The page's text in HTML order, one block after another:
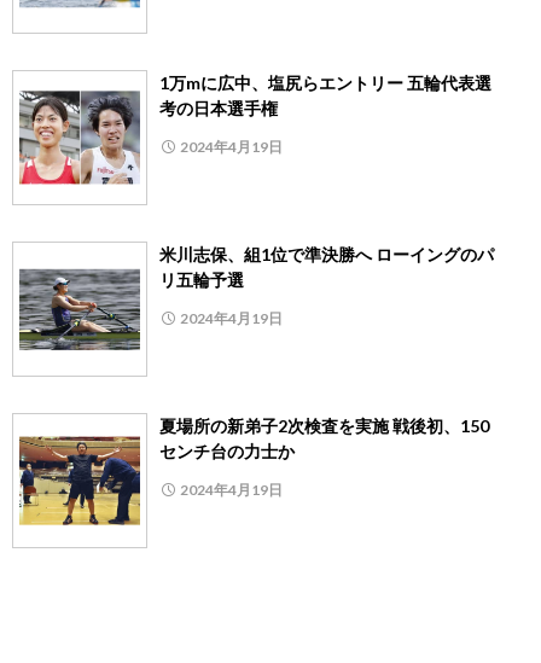
1万mに広中、塩尻らエントリー 五輪代表選
考の日本選手権
2024年4月19日
米川志保、組1位で準決勝へ ローイングのパ
リ五輪予選
2024年4月19日
夏場所の新弟子2次検査を実施 戦後初、150
センチ台の力士か
2024年4月19日